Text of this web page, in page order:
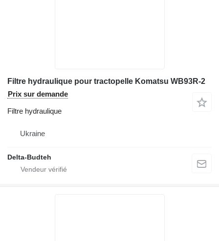
Filtre hydraulique pour tractopelle Komatsu WB93R-2
Prix sur demande
Filtre hydraulique
Ukraine
Delta-Budteh